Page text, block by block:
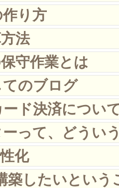
り方
法
守作業とは
のブログ
ド決済につい
って、どうい
化
築したいという